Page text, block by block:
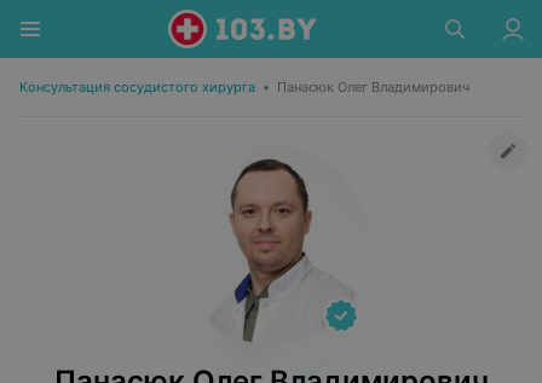
Консультация сосудистого хирурга • Панасюк Олег Владимирович